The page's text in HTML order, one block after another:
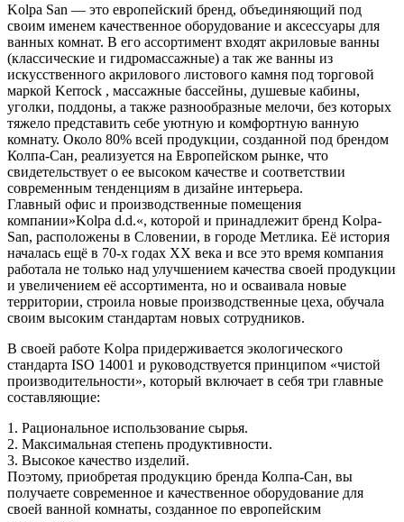
Kolpa San — это европейский бренд, объединяющий под
своим именем качественное оборудование и аксессуары для
ванных комнат. В его ассортимент входят акриловые ванны
(классические и гидромассажные) а так же ванны из
искусственного акрилового листового камня под торговой
маркой Kerrock , массажные бассейны, душевые кабины,
уголки, поддоны, а также разнообразные мелочи, без которых
тяжело представить себе уютную и комфортную ванную
комнату. Около 80% всей продукции, созданной под брендом
Колпа-Сан, реализуется на Европейском рынке, что
свидетельствует о ее высоком качестве и соответствии
современным тенденциям в дизайне интерьера.
Главный офис и производственные помещения
компании»Kolpa d.d.«, которой и принадлежит бренд Kolpa-
San, расположены в Словении, в городе Метлика. Её история
началась ещё в 70-х годах ХХ века и все это время компания
работала не только над улучшением качества своей продукции
и увеличением её ассортимента, но и осваивала новые
территории, строила новые производственные цеха, обучала
своим высоким стандартам новых сотрудников.
В своей работе Kolpa придерживается экологического
стандарта ISO 14001 и руководствуется принципом «чистой
производительности», который включает в себя три главные
составляющие:
1. Рациональное использование сырья.
2. Максимальная степень продуктивности.
3. Высокое качество изделий.
Поэтому, приобретая продукцию бренда Колпа-Сан, вы
получаете современное и качественное оборудование для
своей ванной комнаты, созданное по европейским